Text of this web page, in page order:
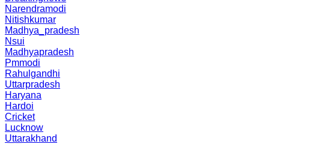
Narendramodi
Nitishkumar
Madhya_pradesh
Nsui
Madhyapradesh
Pmmodi
Rahulgandhi
Uttarpradesh
Haryana
Hardoi
Cricket
Lucknow
Uttarakhand